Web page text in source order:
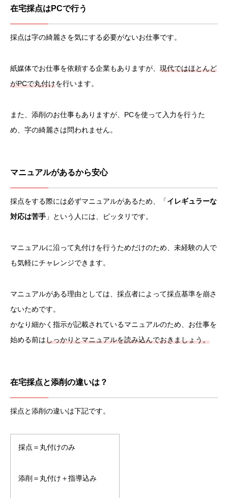
在宅採点はPCで行う
採点は字の綺麗さを気にする必要がないお仕事です。
紙媒体でお仕事を依頼する企業もありますが、 現代ではほとんど
がPCで丸付けを行います。
また、添削のお仕事もありますが、PCを使って入力を行うた
め、字の綺麗さは問われません。
マニュアルがあるから安心
採点をする際には必ずマニュアルがあるため、「イレギュラーな
対応は苦手 」という人には、ピッタリです。
マニュアルに沿って丸付けを行うためだけのため、未経験の人で
も気軽にチャレンジできます。
マニュアルがある理由としては、採点者によって採点基準を崩さ
ないためです。
かなり細かく指示が記載されているマニュアルのため、お仕事を
始める前はしっかりとマニュアルを読み込んでおきましょう。
在宅採点と添削の違いは？
採点と添削の違いは下記です。
採点＝丸付けのみ
添削＝丸付け＋指導込み